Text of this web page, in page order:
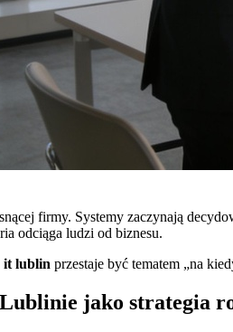
firmy. Systemy zaczynają
odciąga ludzi od biznesu.
it lublin przestaje być tematem „na
jako strategia